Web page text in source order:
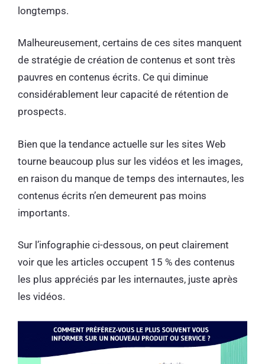
longtemps.
Malheureusement, certains de ces sites manquent
de stratégie de création de contenus et sont très
pauvres en contenus écrits. Ce qui diminue
considérablement leur capacité de rétention de
prospects.
Bien que la tendance actuelle sur les sites Web
tourne beaucoup plus sur les vidéos et les images,
en raison du manque de temps des internautes, les
contenus écrits n’en demeurent pas moins
importants.
Sur l’infographie ci-dessous, on peut clairement
voir que les articles occupent 15 % des contenus
les plus appréciés par les internautes, juste après
les vidéos.